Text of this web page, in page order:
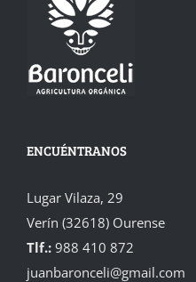
ENCUÉNTRANOS
Lugar Vilaza, 29
Verín (32618) Ourense
Tlf.: 988 410 872
juanbaronceli@gmail.com